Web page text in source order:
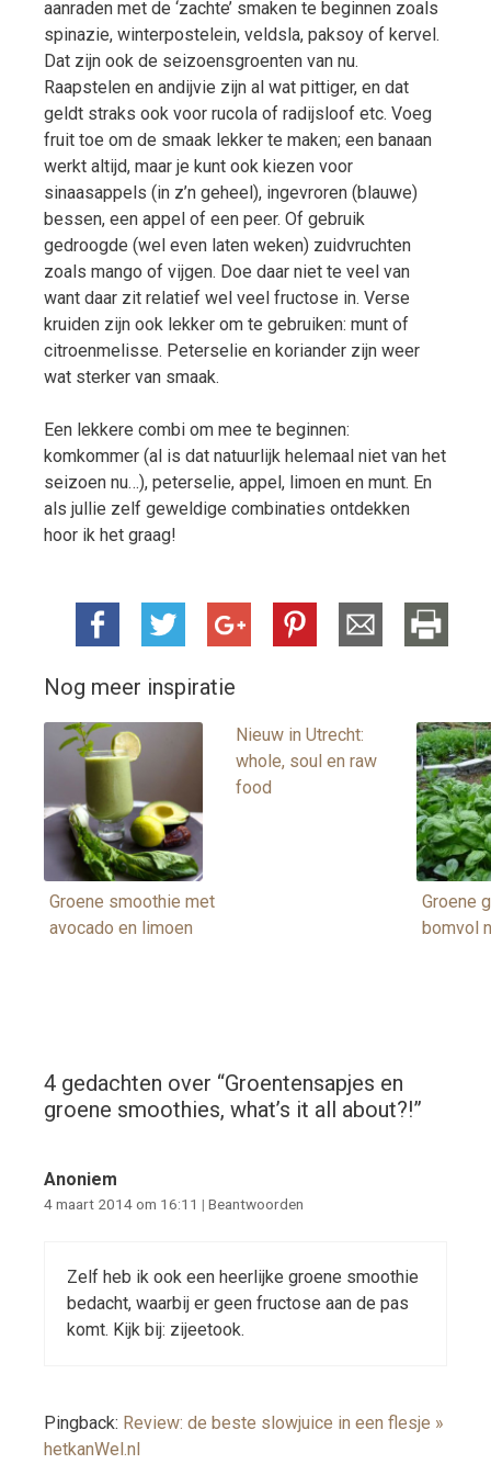
aanraden met de ‘zachte’ smaken te beginnen zoals
spinazie, winterpostelein, veldsla, paksoy of kervel.
Dat zijn ook de seizoensgroenten van nu.
Raapstelen en andijvie zijn al wat pittiger, en dat
geldt straks ook voor rucola of radijsloof etc. Voeg
fruit toe om de smaak lekker te maken; een banaan
werkt altijd, maar je kunt ook kiezen voor
sinaasappels (in z’n geheel), ingevroren (blauwe)
bessen, een appel of een peer. Of gebruik
gedroogde (wel even laten weken) zuidvruchten
zoals mango of vijgen. Doe daar niet te veel van
want daar zit relatief wel veel fructose in. Verse
kruiden zijn ook lekker om te gebruiken: munt of
citroenmelisse. Peterselie en koriander zijn weer
wat sterker van smaak.
Een lekkere combi om mee te beginnen:
komkommer (al is dat natuurlijk helemaal niet van het
seizoen nu…), peterselie, appel, limoen en munt. En
als jullie zelf geweldige combinaties ontdekken
hoor ik het graag!
Nog meer inspiratie
Groene smoothie met
avocado en limoen
Nieuw in Utrecht:
whole, soul en raw
food
Groene
bomvol
4 gedachten over “Groentensapjes en
groene smoothies, what’s it all about?!”
Anoniem
4 maart 2014 om 16:11 | Beantwoorden
Zelf heb ik ook een heerlijke groene smoothie
bedacht, waarbij er geen fructose aan de pas
komt. Kijk bij: zijeetook.
Pingback: Review: de beste slowjuice in een flesje »
hetkanWel.nl